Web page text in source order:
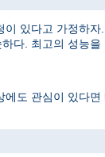
이 있다고 가정하자
다. 최고의 성능
에도 관심이 있다